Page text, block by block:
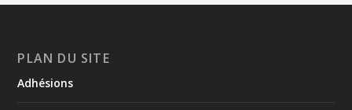
PLAN DU SITE
Adhésions